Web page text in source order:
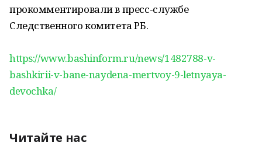
прокомментировали в пресс-службе
Следственного комитета РБ.
https://www.bashinform.ru/news/1482788-v-
bashkirii-v-bane-naydena-mertvoy-9-letnyaya-
devochka/
Читайте нас